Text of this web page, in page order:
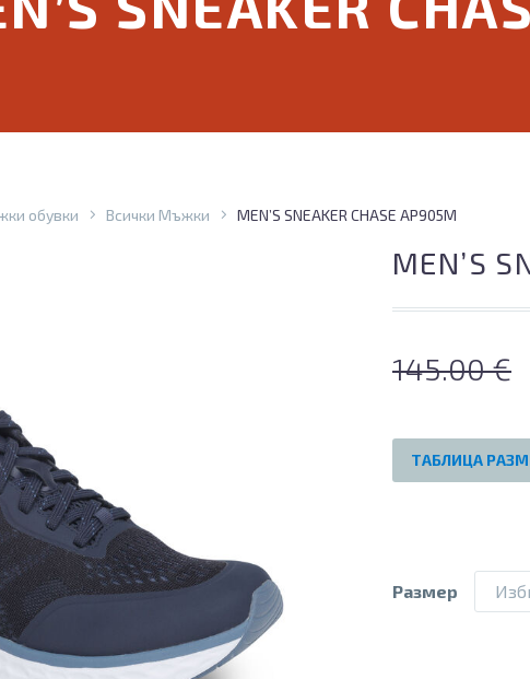
обувки Всички Мъжки MEN’S SNEAKER CHASE AP905M
MEN’S
145.00€
ТАБЛИЦА
Размер